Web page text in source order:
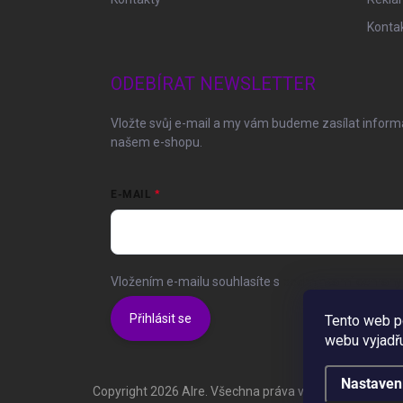
Tento web
webu
ODEBÍRAT NEWSLETTER
Vložte svůj e-mail a my vám budeme zasílat
našem e-shopu.
E-MAIL
Vložením e-mailu souhlasíte s
Přihlásit se
Copyright 2026 Alre . Všechna práva vyhrazena.